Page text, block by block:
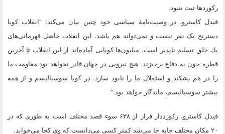
ركوردها ثبت شود.
فیدل كاسترو، در وصیت‌نامۀ سیاسی خود چنین بیان می‌كند: "انقلاب كوبا
دسترنج یک نفر نیست و نمی‌تواند هم باشد. این انقلاب حاصل قهرمانی‌های
یك خلق تسلیم‌ ناپذیر است. میلیون‌ها كوبایی آماده‌اند از این انقلاب تا آخرین
قطره‌ خون به دفاع برخیزند. هیچ نیرویی در جهان قادر نخواهد بود مقاومت ما
را در هم بشكند و استقلال ما را نابود سازد. در كوبا سوسیالیسم و از همه
بیشتر سوسیالیسم، ماندگار خواهد بود."
فیدل کاسترو، ركورددار فرار از ۶۳۸ سوء قصد مختلف است به طوری كه در
۲۰ مكان مختلف جابه جا می‌شد كمتر كسی می‌دانست كه وی كجا می‌خوابد.